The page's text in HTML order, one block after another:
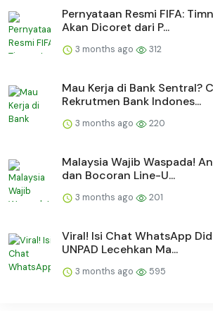
Pernyataan Resmi FIFA:
Akan Dicoret dari P...
3 months ago 312
Mau Kerja di Bank Sentral?
Rekrutmen Bank Indones...
3 months ago 220
Malaysia Wajib Waspada!
dan Bocoran Line-U...
3 months ago 201
Viral! Isi Chat WhatsApp
UNPAD Lecehkan Ma...
3 months ago 595